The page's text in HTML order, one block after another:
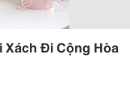
Xách Đi Cộng Hòa